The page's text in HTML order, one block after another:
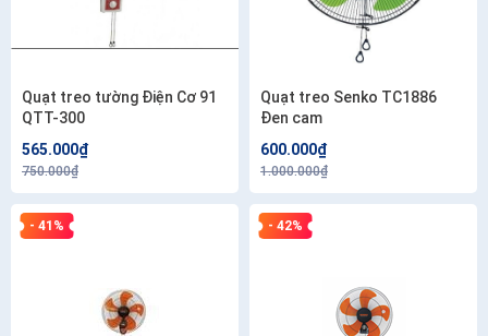
Quạt treo tường Điện Cơ 91
QTT-300
565.000₫
750.000₫
Quạt treo Senko TC1886
Đen cam
600.000₫
1.000.000₫
- 41% - 42%